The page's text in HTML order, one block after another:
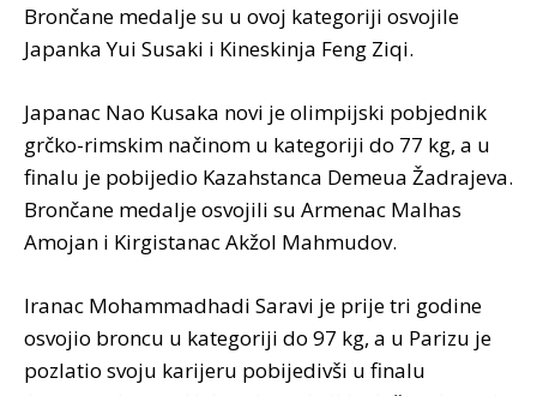
Brončane medalje su u ovoj kategoriji osvojile
Japanka Yui Susaki i Kineskinja Feng Ziqi.
Japanac Nao Kusaka novi je olimpijski pobjednik
grčko-rimskim načinom u kategoriji do 77 kg, a u
finalu je pobijedio Kazahstanca Demeua Žadrajeva.
Brončane medalje osvojili su Armenac Malhas
Amojan i Kirgistanac Akžol Mahmudov.
Iranac Mohammadhadi Saravi je prije tri godine
osvojio broncu u kategoriji do 97 kg, a u Parizu je
pozlatio svoju karijeru pobijedivši u finalu